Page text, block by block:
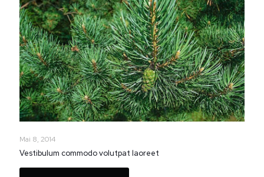
Mai 8, 2014
Vestibulum commodo volutpat laoreet